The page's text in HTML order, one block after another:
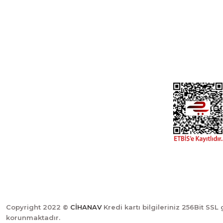
Copyright 2022 © CİHANAVKredi kartı bilgileriniz 256Bit SSL
korunmaktadır.